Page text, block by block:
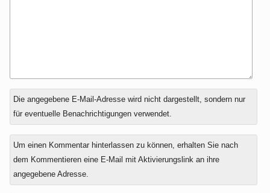
Antwort
zu
Die angegebene E-Mail-Adresse wird nicht dargestellt, sondern nur
für eventuelle Benachrichtigungen verwendet.
Um einen Kommentar hinterlassen zu können, erhalten Sie nach
dem Kommentieren eine E-Mail mit Aktivierungslink an ihre
angegebene Adresse.